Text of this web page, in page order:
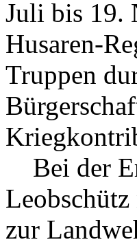
Juli bis 19.
Husaren-
Truppen
Bei der
zur